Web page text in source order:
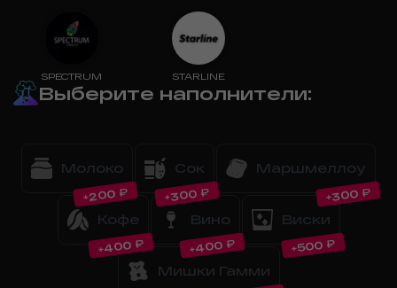
SPECTRUM STARLINE
Выберите наполнители:
Молоко
+200 ₽
Сок
+300 ₽
Маршмеллоу
+300 ₽
Кофе
+400 ₽
Вино
+400 ₽
Виски
+500 ₽
Мишки Гамми